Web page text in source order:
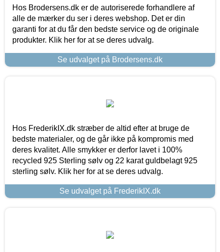
Hos Brodersens.dk er de autoriserede forhandlere af
alle de mærker du ser i deres webshop. Det er din
garanti for at du får den bedste service og de originale
produkter. Klik her for at se deres udvalg.
Se udvalget på Brodersens.dk
Hos FrederikIX.dk stræber de altid efter at bruge de
bedste materialer, og de går ikke på kompromis med
deres kvalitet. Alle smykker er derfor lavet i 100%
recycled 925 Sterling sølv og 22 karat guldbelagt 925
sterling sølv. Klik her for at se deres udvalg.
Se udvalget på FrederikIX.dk